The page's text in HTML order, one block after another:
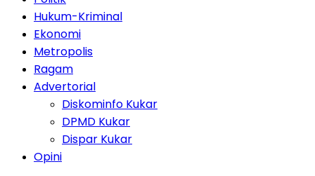
Hukum-Kriminal
Ekonomi
Metropolis
Ragam
Advertorial
Diskominfo Kukar
DPMD Kukar
Dispar Kukar
Opini